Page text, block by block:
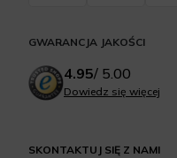
SKONTAKTUJ SIĘ Z NAMI
GWARANCJA JAKOŚCI
4.95/ 5.00
Dowiedz się więcej